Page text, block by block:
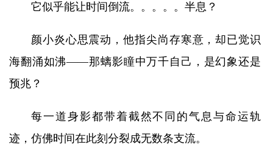
它似乎能让时间倒流。。。。。半息？
颜小炎心思震动，他指尖尚存寒意，却已觉识
海翻涌如沸——那螭影瞳中万千自己，是幻象还是
预兆？
每一道身影都带着截然不同的气息与命运轨
迹，仿佛时间在此刻分裂成无数条支流。